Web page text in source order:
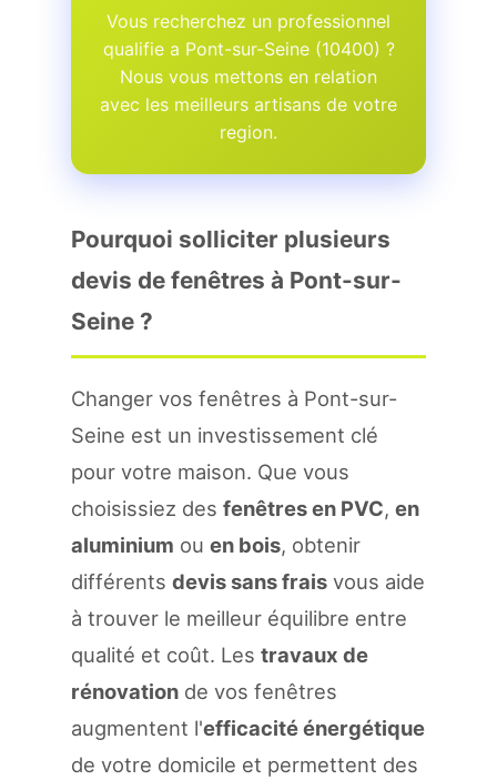
Vous recherchez un professionnel
qualifie a Pont-sur-Seine (10400) ?
Nous vous mettons en relation
avec les meilleurs artisans de votre
region.
Pourquoi solliciter plusieurs
devis de fenêtres à Pont-sur-
Seine ?
Changer vos fenêtres à Pont-sur-
Seine est un investissement clé
pour votre maison. Que vous
choisissiez des fenêtres en PVC, en
aluminium ou en bois, obtenir
différents devis sans frais vous aide
à trouver le meilleur équilibre entre
qualité et coût. Les travaux de
rénovation de vos fenêtres
augmentent l'efficacité énergétique
de votre domicile et permettent des